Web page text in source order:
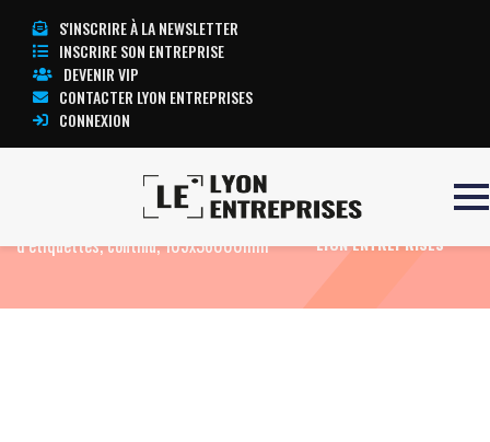
S'INSCRIRE À LA NEWSLETTER
INSCRIRE SON ENTREPRISE
DEVENIR VIP
CONTACTER LYON ENTREPRISES
CONNEXION
Ink Jet Gloss coated, rouleau
d’étiquettes, continu, 105x36000mm
TOUTE L’ACTUALITÉ
LYON ENTREPRISES